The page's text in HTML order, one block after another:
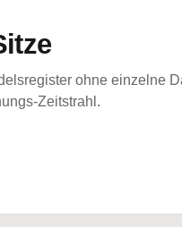
ohne einzelne
Zeitstrahl.